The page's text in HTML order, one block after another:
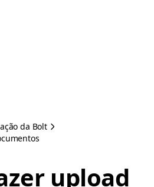
da Bolt
upload